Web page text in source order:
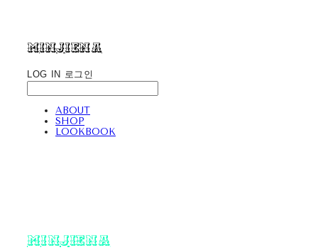
minjiena
LOG IN 로그인
ABOUT
SHOP
LOOKBOOK
minjiena